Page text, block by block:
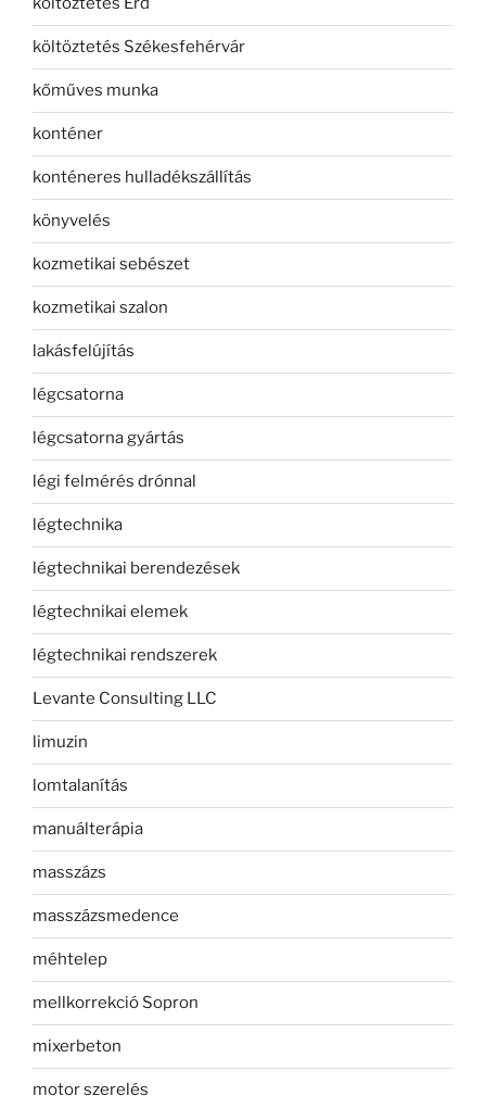
költöztetés Székesfehérvár
kőműves munka
konténer
konténeres hulladékszállítás
könyvelés
kozmetikai sebészet
kozmetikai szalon
lakásfelújítás
légcsatorna
légcsatorna gyártás
légi felmérés drónnal
légtechnika
légtechnikai berendezések
légtechnikai elemek
légtechnikai rendszerek
Levante Consulting LLC
limuzin
lomtalanítás
manuálterápia
masszázs
masszázsmedence
méhtelep
mellkorrekció Sopron
mixerbeton
motor szerelés